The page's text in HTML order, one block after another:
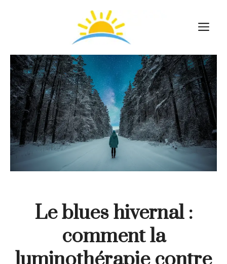
Le blues hivernal :
comment la